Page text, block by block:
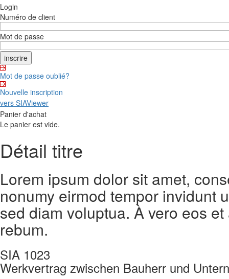
Login
Numéro de client
Mot de passe
Mot de passe oublié?
Nouvelle inscription
vers SIAViewer
Panier d'achat
Le panier est vide.
Détail titre
Lorem ipsum dolor sit amet,
nonumy eirmod tempor invidunt
sed diam voluptua. À vero eos
rebum.
SIA 1023
Werkvertrag zwischen Bauherr und